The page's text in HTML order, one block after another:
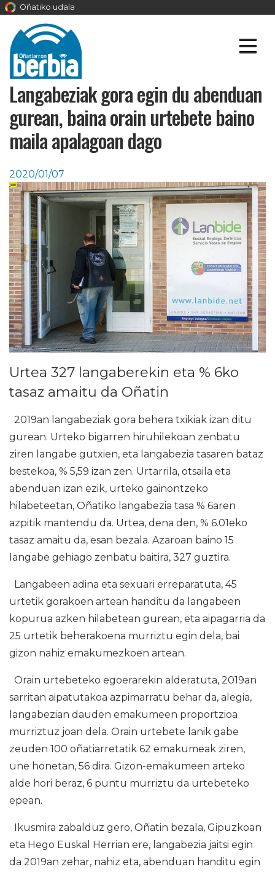
Oñatiko udala
Langabeziak gora egin du abenduan
gurean, baina orain urtebete baino
maila apalagoan dago
2020/01/07
Urtea 327 langaberekin eta % 6ko
tasaz amaitu da Oñatin
2019an langabeziak gora behera txikiak izan ditu
gurean. Urteko bigarren hiruhilekoan zenbatu
ziren langabe gutxien, eta langabezia tasaren bataz
bestekoa, % 5,59 izan zen. Urtarrila, otsaila eta
abenduan izan ezik, urteko gainontzeko
hilabeteetan, Oñatiko langabezia tasa % 6aren
azpitik mantendu da. Urtea, dena den, % 6.01eko
tasaz amaitu da, esan bezala. Azaroan baino 15
langabe gehiago zenbatu baitira, 327 guztira.
Langabeen adina eta sexuari erreparatuta, 45
urtetik gorakoen artean handitu da langabeen
kopurua azken hilabetean gurean, eta aipagarria da
25 urtetik beherakoena murriztu egin dela, bai
gizon nahiz emakumezkoen artean.
Orain urtebeteko egoerarekin alderatuta, 2019an
sarritan aipatutakoa azpimarratu behar da, alegia,
langabezian dauden emakumeen proportzioa
murriztuz joan dela. Orain urtebete lanik gabe
zeuden 100 oñatiarretatik 62 emakumeak ziren,
une honetan, 56 dira. Gizon-emakumeen arteko
alde hori beraz, 6 puntu murriztu da urtebeteko
epean.
Ikusmira zabalduz gero, Oñatin bezala, Gipuzkoan
eta Hego Euskal Herrian ere, langabezia jaitsi egin
da 2019an zehar, nahiz eta, abenduan handitu egin